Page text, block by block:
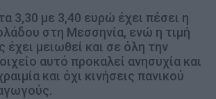
3,30 με 3,40 ευρώ έχει πέσει η
στη Μεσσηνία, ενώ η τιμή
έχει μειωθεί και σε όλη την
αυτό προκαλεί ανησυχία και
και όχι κινήσεις πανικού